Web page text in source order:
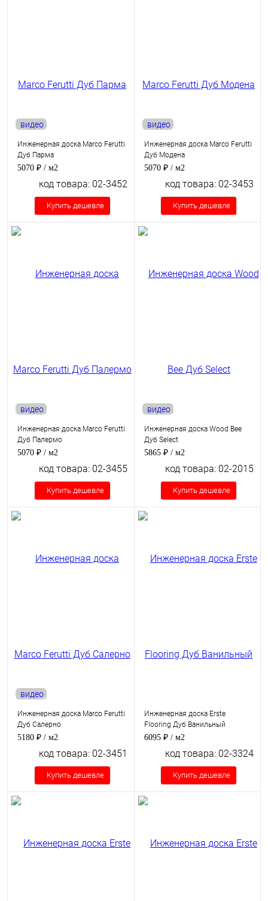
видео
Инженерная доска Marco Ferutti
Дуб Парма
5070 ₽ / м2
код товара: 02-3452
Купить дешевле
видео
Инженерная доска Marco Ferutti
Дуб Модена
5070 ₽ / м2
код товара: 02-3453
Купить дешевле
видео
Инженерная доска Marco Ferutti
Дуб Палермо
5070 ₽ / м2
код товара: 02-3455
Купить дешевле
видео
Инженерная доска Wood Bee
Дуб Select
5865 ₽ / м2
код товара: 02-2015
Купить дешевле
видео
Инженерная доска Marco Ferutti
Дуб Салерно
5180 ₽ / м2
код товара: 02-3451
Купить дешевле
Инженерная доска Erste
Flooring Дуб Ванильный
6095 ₽ / м2
код товара: 02-3324
Купить дешевле